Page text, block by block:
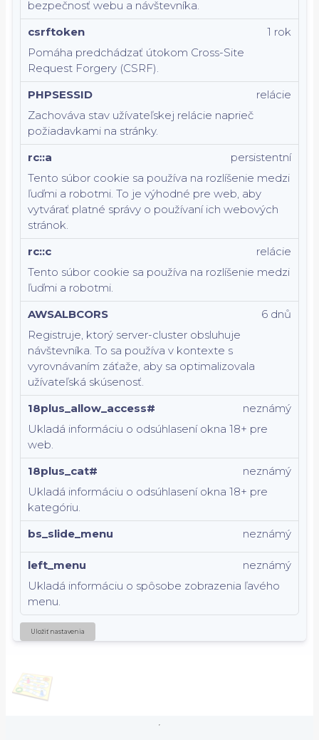
bezpečnosť webu a návštevníka.
csrftoken
Pomáha predchádzať útokom Cross-Site
Request Forgery (CSRF).
1 rok
PHPSESSID
Zachováva stav užívateľskej relácie naprieč
požiadavkami na stránky.
relácie
rc::a
Tento súbor cookie sa používa na rozlíšenie medzi
ľuďmi a robotmi. To je výhodné pre web, aby
vytvárať platné správy o používaní ich webových
stránok.
persistentní
rc::c
Tento súbor cookie sa používa na rozlíšenie medzi
ľuďmi a robotmi.
relácie
AWSALBCORS
Registruje, ktorý server-cluster obsluhuje
návštevníka. To sa používa v kontexte s
vyrovnávaním záťaže, aby sa optimalizovala
užívateľská skúsenosť.
6 dnů
18plus_allow_access#
Ukladá informáciu o odsúhlasení okna 18+ pre
web.
neznámý
18plus_cat#
Ukladá informáciu o odsúhlasení okna 18+ pre
kategóriu.
neznámý
bs_slide_menu neznámý
left_menu
Ukladá informáciu o spôsobe zobrazenia ľavého
menu.
neznámý
Uložiť nastavenia